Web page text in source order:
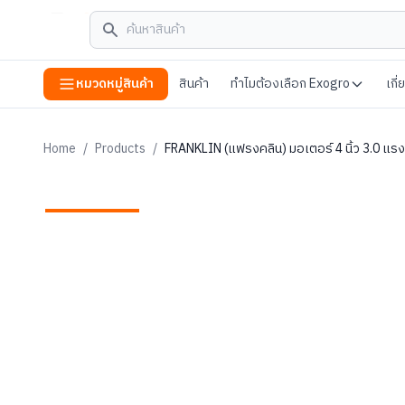
หมวดหมู่สินค้า สินค้า ทำไมต้องเลือก Exogro เกี่
Home / Products / FRANKLIN (แฟรงคลิน) มอเตอร์ 4 นิ้ว 3.0 แร